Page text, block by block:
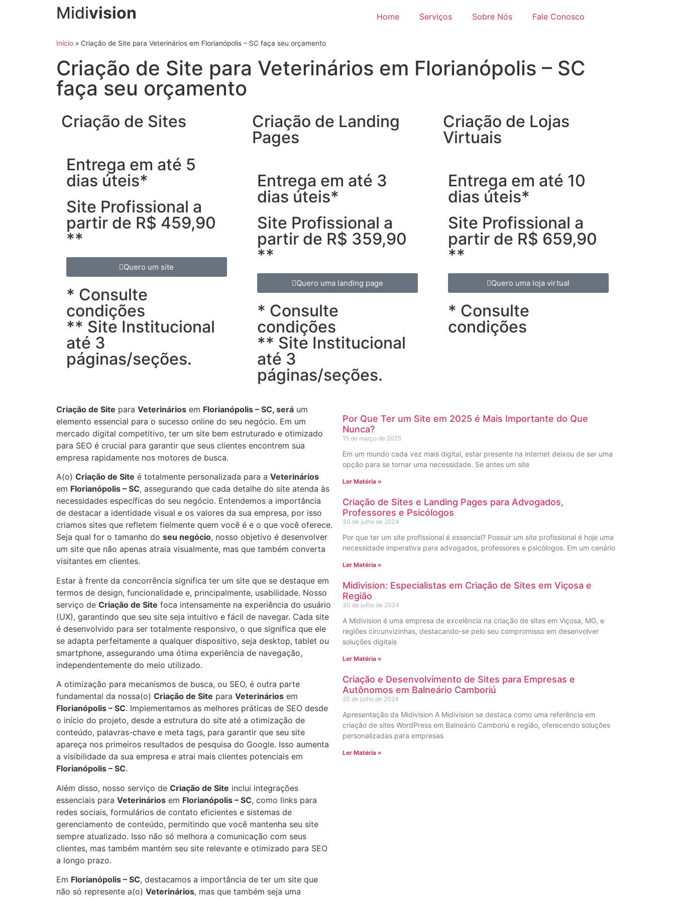
Midivision Home Serviços Sobre Nós Fale Conosco
Início » Criação de Site para Veterinários em Florianópolis – SC faça seu orçamento
Criação de Site para Veterinários em Florianópolis – SC
faça seu orçamento
Criação de Sites
Entrega em até 5
dias úteis*
Site Profissional a
partir de R$ 459,90
**
Quero um site
* Consulte
condições
** Site Institucional
até 3
páginas/seções.
Criação de Landing
Pages
Entrega em até 3
dias úteis*
Site Profissional a
partir de R$ 359,90
**
Quero uma landing page
* Consulte
condições
** Site Institucional
até 3
páginas/seções.
Criação de Lojas
Virtuais
Entrega em até 10
dias úteis*
Site Profissional a
partir de R$ 659,90
**
Quero uma loja virtual
* Consulte
condições
Criação de Site para Veterinários em Florianópolis – SC, será um
elemento essencial para o sucesso online do seu negócio. Em um
mercado digital competitivo, ter um site bem estruturado e otimizado
para SEO é crucial para garantir que seus clientes encontrem sua
empresa rapidamente nos motores de busca.
A(o) Criação de Site é totalmente personalizada para a Veterinários
em Florianópolis – SC, assegurando que cada detalhe do site atenda às
necessidades específicas do seu negócio. Entendemos a importância
de destacar a identidade visual e os valores da sua empresa, por isso
criamos sites que refletem fielmente quem você é e o que você oferece.
Seja qual for o tamanho do seu negócio, nosso objetivo é desenvolver
um site que não apenas atraia visualmente, mas que também converta
visitantes em clientes.
Estar à frente da concorrência significa ter um site que se destaque em
termos de design, funcionalidade e, principalmente, usabilidade. Nosso
serviço de Criação de Site foca intensamente na experiência do usuário
(UX), garantindo que seu site seja intuitivo e fácil de navegar. Cada site
é desenvolvido para ser totalmente responsivo, o que significa que ele
se adapta perfeitamente a qualquer dispositivo, seja desktop, tablet ou
smartphone, assegurando uma ótima experiência de navegação,
independentemente do meio utilizado.
A otimização para mecanismos de busca, ou SEO, é outra parte
fundamental da nossa(o) Criação de Site para Veterinários em
Florianópolis – SC. Implementamos as melhores práticas de SEO desde
o início do projeto, desde a estrutura do site até a otimização de
conteúdo, palavras-chave e meta tags, para garantir que seu site
apareça nos primeiros resultados de pesquisa do Google. Isso aumenta
a visibilidade da sua empresa e atrai mais clientes potenciais em
Florianópolis – SC.
Além disso, nosso serviço de Criação de Site inclui integrações
essenciais para Veterinários em Florianópolis – SC, como links para
redes sociais, formulários de contato eficientes e sistemas de
gerenciamento de conteúdo, permitindo que você mantenha seu site
sempre atualizado. Isso não só melhora a comunicação com seus
clientes, mas também mantém seu site relevante e otimizado para SEO
a longo prazo.
Em Florianópolis – SC, destacamos a importância de ter um site que
não só represente a(o) Veterinários, mas que também seja uma
Por Que Ter um Site em 2025 é Mais Importante do Que
Nunca?
15 de março de 2025
Em um mundo cada vez mais digital, estar presente na internet deixou de ser uma
opção para se tornar uma necessidade. Se antes um site
Ler Matéria »
Criação de Sites e Landing Pages para Advogados,
Professores e Psicólogos
30 de julho de 2024
Por que ter um site profissional é essencial? Possuir um site profissional é hoje uma
necessidade imperativa para advogados, professores e psicólogos. Em um cenário
Ler Matéria »
Midivision: Especialistas em Criação de Sites em Viçosa e
Região
30 de julho de 2024
A Midivision é uma empresa de excelência na criação de sites em Viçosa, MG, e
regiões circunvizinhas, destacando-se pelo seu compromisso em desenvolver
soluções digitais
Ler Matéria »
Criação e Desenvolvimento de Sites para Empresas e
Autônomos em Balneário Camboriú
20 de julho de 2024
Apresentação da Midivision A Midivision se destaca como uma referência em
criação de sites WordPress em Balneário Camboriú e região, oferecendo soluções
personalizadas para empresas
Ler Matéria »